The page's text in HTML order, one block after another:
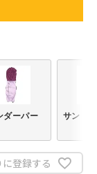
ダーパー
サンド
登録する